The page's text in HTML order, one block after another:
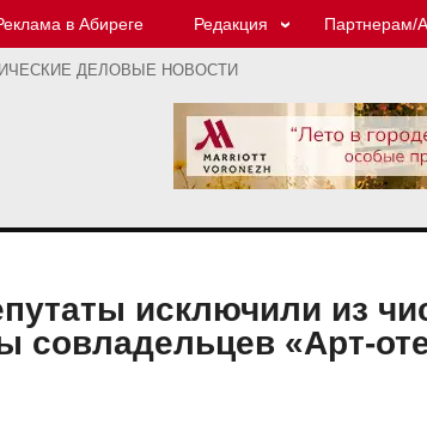
в Абиреге Редакция Партнерам/
ДЕЛОВЫЕ НОВОСТИ
исключили из
совладельцев «Арт-